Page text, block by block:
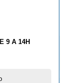
9 A 14H